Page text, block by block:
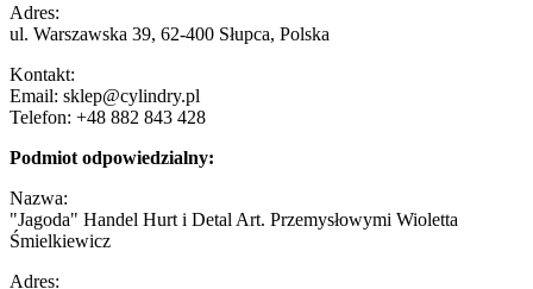
Adres:
ul. Warszawska 39, 62-400 Słupca, Polska
Kontakt:
Email: sklep@cylindry.pl
Telefon: +48 882 843 428
Podmiot odpowiedzialny:
Nazwa:
"Jagoda" Handel Hurt i Detal Art. Przemysłowymi Wioletta
Śmielkiewicz
Adres: